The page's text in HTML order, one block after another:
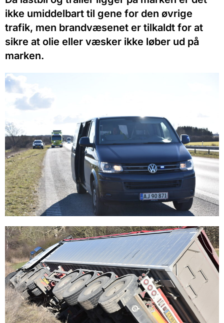
ikke umiddelbart til gene for den øvrige
trafik, men brandvæsenet er tilkaldt for at
sikre at olie eller væsker ikke løber ud på
marken.